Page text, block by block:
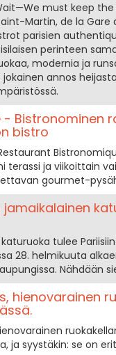
must keep the
Martin, de la Gare
parisien
perinteen
modernia ja
jokainen annos
- Bistronominen
bistro
terassi ja viikoittain
gourmet-
jamaikalainen
tulee
28. helmikuuta
Nähdään
hienovarainen
ja syystäkin: se on